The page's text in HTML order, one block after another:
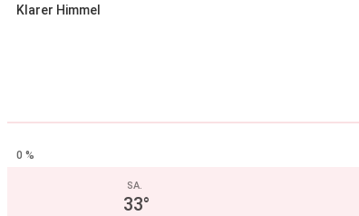
Klarer Himmel
0 %
SA.
33°